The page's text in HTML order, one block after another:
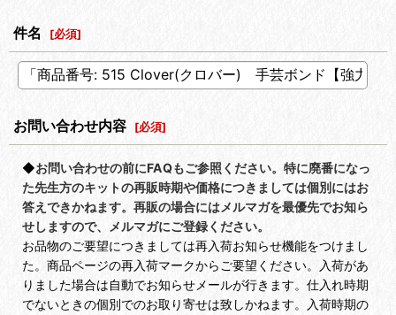
件名 [必須]
お問い合わせ内容 [必須]
◆お問い合わせの前にFAQもご参照ください。特に廃番になっ
た先生方のキットの再販時期や価格につきましては個別にはお
答えできかねます。再販の場合にはメルマガを最優先でお知ら
せしますので、メルマガにご登録ください。
お品物のご要望につきましては再入荷お知らせ機能をつけまし
た。商品ページの再入荷マークからご要望ください。入荷があ
りました場合は自動でお知らせメールが行きます。仕入れ時期
でないときの個別でのお取り寄せは致しかねます。入荷時期の